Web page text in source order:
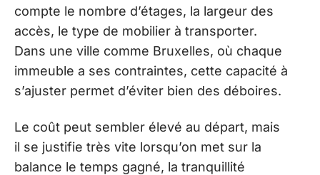
compte le nombre d’étages, la largeur des
accès, le type de mobilier à transporter.
Dans une ville comme Bruxelles, où chaque
immeuble a ses contraintes, cette capacité à
s’ajuster permet d’éviter bien des déboires.
Le coût peut sembler élevé au départ, mais
il se justifie très vite lorsqu’on met sur la
balance le temps gagné, la tranquillité